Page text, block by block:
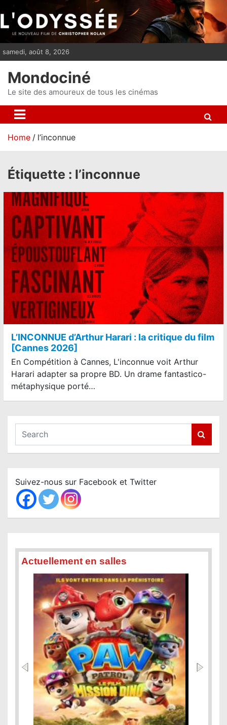
i
p
n
t
samedi, août 8, 2026
Mondociné
Le site des amoureux de tous les cinémas
Home l’inconnue
Étiquette : l’inconnue
L’INCONNUE d’Arthur Harari : la critique du film
[Cannes 2026]
En Compétition à Cannes, L'inconnue voit Arthur
Harari adapter sa propre BD. Un drame fantastico-
métaphysique porté…
a
c
h
Suivez-nous sur Facebook et Twitter
Actuellement en salles